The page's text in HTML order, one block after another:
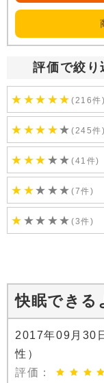
評価で絞り
★ ★★ ★★(216件)
★ ★★ ★★(245件)
★ ★★ ★★(41件)
★ ★★ ★★(7件)
★ ★★ ★★(3件)
快眠できる
2017年09月30
性）
評価：